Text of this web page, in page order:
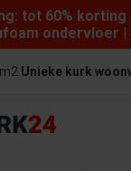
tot 60%
ondervloer |
Unieke kurk